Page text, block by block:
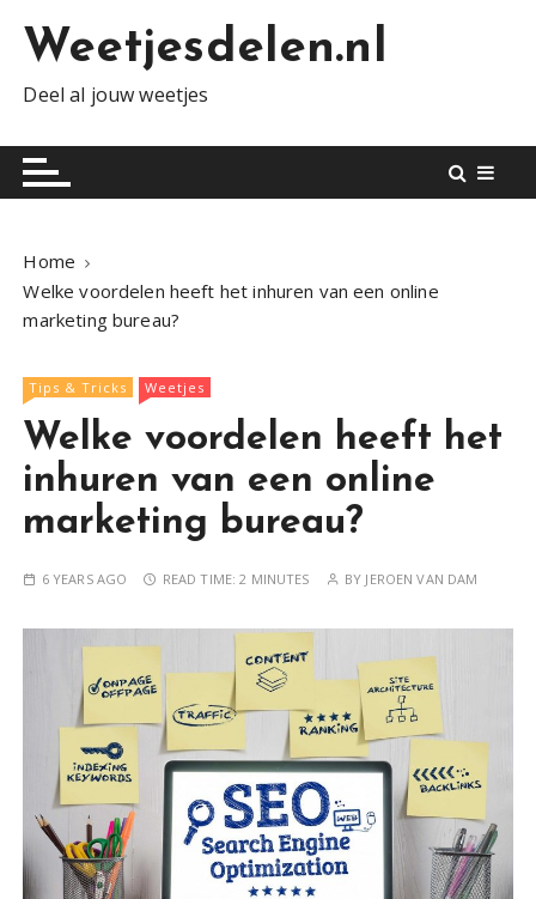
c
Weetjesdelen.nl
Deel al jouw weetjes
Home
Welke voordelen heeft het inhuren van een online
marketing bureau?
Tips & Tricks Weetjes
Welke voordelen heeft het
inhuren van een online
marketing bureau?
6 YEARS AGO READ TIME:2 MINUTES BY JEROEN VAN DAM